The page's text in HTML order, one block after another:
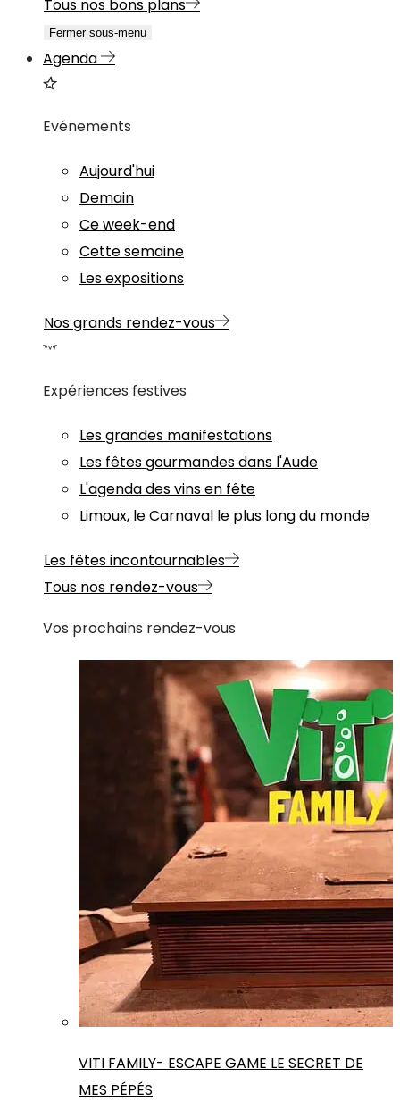
Tous nos bons plans
Fermer sous-menu
Agenda
Evénements
Aujourd'hui
Demain
Ce week-end
Cette semaine
Les expositions
Nos grands rendez-vous
Expériences festives
Les grandes manifestations
Les fêtes gourmandes dans l'Aude
L'agenda des vins en fête
Limoux, le Carnaval le plus long du monde
Les fêtes incontournables
Tous nos rendez-vous
Vos prochains rendez-vous
VITI FAMILY- ESCAPE GAME LE SECRET DE
MES PÉPÉS